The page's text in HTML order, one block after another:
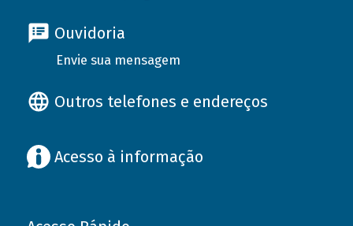
Ouvidoria
Envie sua mensagem
Outros telefones e endereços
Acesso à informação